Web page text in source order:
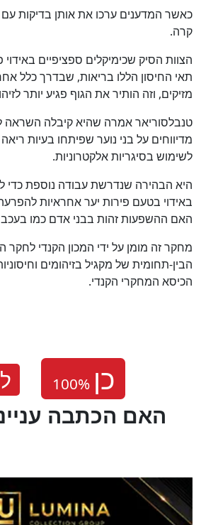
כאשר המדענים ערכו את אותן בדיקות
קרה.
הצוות הסיק שכימיקלים ספציפיים
תאי החיסון הללו בריאות, שבדרך כלל
מזיקים, וזה הותיר את הגוף פגיע יותר
טנבלסוריאר אמרה שהיא קיבלה השראה
לשימוש בסיגריות אלקטרוניות.
היא הבהירה שנדרשת עבודה נוספת כדי
באידוי בטעם פירות יער אחראיות
האם ההשפעות זהות בבני אדם כמו
מחקר זה מומן על ידי המכון הקנדי לחקר
הבין-תחומית של מקגיל בזיהומים
הכיסא המחקרי הקנדי.
?האם הכתבה